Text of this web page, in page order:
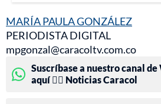
MARÍA PAULA GONZÁLEZ
PERIODISTA DIGITAL
mpgonzal@caracoltv.com.co
Suscríbase a nuestro canal
aquí 👉🏻 Noticias Caracol